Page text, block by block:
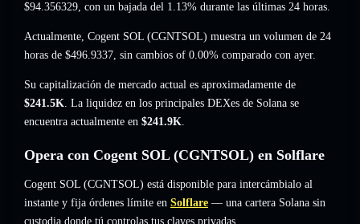
$94.356329, con un bajada del 1.13% durante las últimas 24 horas.
Actualmente, Cogent SOL (CGNTSOL) muestra un volumen de 24
horas de $496.9337, sin cambios of 0.00% comparado con ayer.
Su capitalización de mercado actual es aproximadamente de
$241.5K. La liquidez en los principales DEXes de Solana se
encuentra actualmente en $241.9K.
Opera con Cogent SOL (CGNTSOL) en Solflare
Cogent SOL (CGNTSOL) está disponible para intercámbialo al
instante y fija órdenes límite en Solflare — una cartera Solana sin
custodia donde tú controlas tus claves privadas.